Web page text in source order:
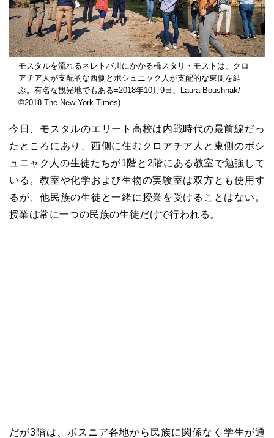
モスタルを流れるネレトバ川にかかる橋スタリ・モストは、クロ
アチア人が支配的な西側とボシュニャク人が支配的な東側を結
ぶ。有名な観光地でもある=2018年10月9日、Laura Boushnak/
©2018 The New York Times)
今日、モスタルのエリート高校は内戦時代の最前線だっ
たところにあり、西側に住むクロアチア人と東側のボシ
ュニャク人の生徒たちが1階と2階にある教室で勉強して
いる。教室や化学および生物の実験室は双方とも使用す
るが、他民族の生徒と一緒に授業を受けることはない。
授業は常に一つの民族の生徒だけで行われる。
だが3階は、ボスニア各地から民族に関係なく学生が通